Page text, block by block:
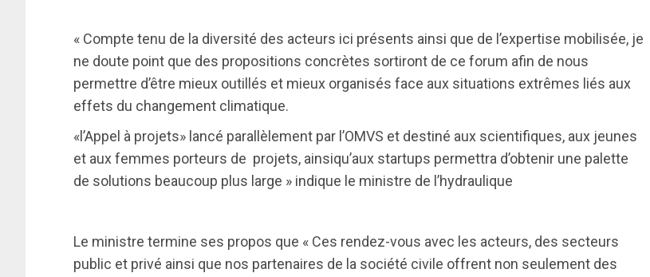
« Compte tenu de la diversité des acteurs ici présents ainsi que de l’expertise mobilisée, je
ne doute point que des propositions concrètes sortiront de ce forum afin de nous
permettre d’être mieux outillés et mieux organisés face aux situations extrêmes liés aux
effets du changement climatique.
«l’Appel à projets» lancé parallèlement par l’OMVS et destiné aux scientifiques, aux jeunes
et aux femmes porteurs de projets, ainsiqu’aux startups permettra d’obtenir une palette
de solutions beaucoup plus large » indique le ministre de l’hydraulique
Le ministre termine ses propos que « Ces rendez-vous avec les acteurs, des secteurs
public et privé ainsi que nos partenaires de la société civile offrent non seulement des